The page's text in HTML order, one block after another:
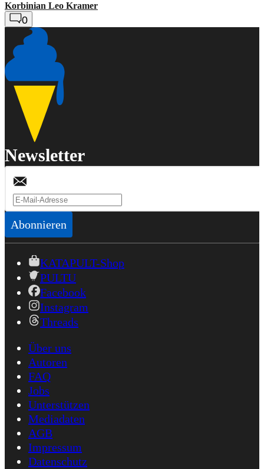
Korbinian Leo Kramer
0
Newsletter
Abonnieren
KATAPULT-Shop
PULTU
Facebook
Instagram
Threads
Über uns
Autoren
FAQ
Jobs
Unterstützen
Mediadaten
AGB
Impressum
Datenschutz